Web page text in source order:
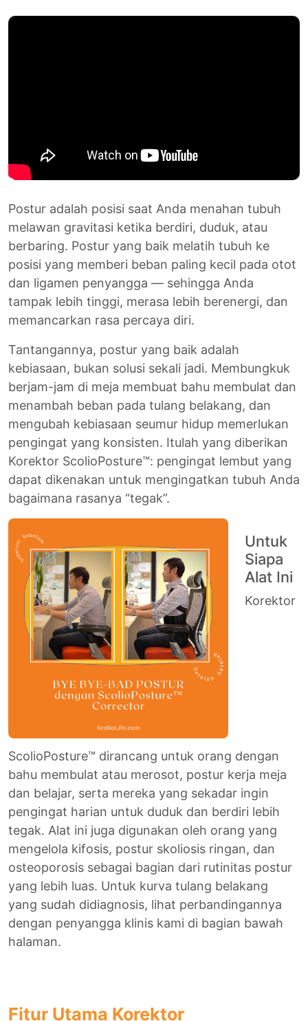
Postur adalah posisi saat Anda menahan tubuh
melawan gravitasi ketika berdiri, duduk, atau
berbaring. Postur yang baik melatih tubuh ke
posisi yang memberi beban paling kecil pada otot
dan ligamen penyangga — sehingga Anda
tampak lebih tinggi, merasa lebih berenergi, dan
memancarkan rasa percaya diri.
Tantangannya, postur yang baik adalah
kebiasaan, bukan solusi sekali jadi. Membungkuk
berjam-jam di meja membuat bahu membulat dan
menambah beban pada tulang belakang, dan
mengubah kebiasaan seumur hidup memerlukan
pengingat yang konsisten. Itulah yang diberikan
Korektor ScolioPosture™: pengingat lembut yang
dapat dikenakan untuk mengingatkan tubuh Anda
bagaimana rasanya “tegak”.
Untuk
Siapa
Alat Ini
Korektor
ScolioPosture™ dirancang untuk orang dengan
bahu membulat atau merosot, postur kerja meja
dan belajar, serta mereka yang sekadar ingin
pengingat harian untuk duduk dan berdiri lebih
tegak. Alat ini juga digunakan oleh orang yang
mengelola kifosis, postur skoliosis ringan, dan
osteoporosis sebagai bagian dari rutinitas postur
yang lebih luas. Untuk kurva tulang belakang
yang sudah didiagnosis, lihat perbandingannya
dengan penyangga klinis kami di bagian bawah
halaman.
Fitur Utama Korektor